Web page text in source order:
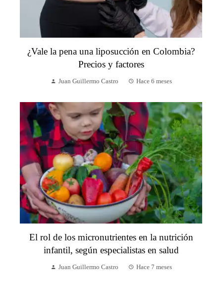
¿Vale la pena una liposucción en Colombia?
Precios y factores
Juan Guillermo Castro Hace 6 meses
El rol de los micronutrientes en la nutrición
infantil, según especialistas en salud
Juan Guillermo Castro Hace 7 meses